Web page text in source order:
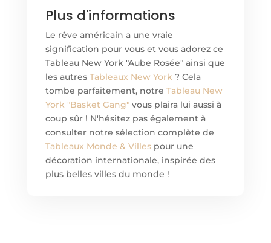
Plus d'informations
Le rêve américain a une vraie
signification pour vous et vous adorez ce
Tableau New York "Aube Rosée" ainsi que
les autres Tableaux New York? Cela
tombe parfaitement, notre Tableau New
York "Basket Gang"vous plaira lui aussi à
coup sûr ! N'hésitez pas également à
consulter notre sélection complète de
Tableaux Monde & Villespour une
décoration internationale, inspirée des
plus belles villes du monde !